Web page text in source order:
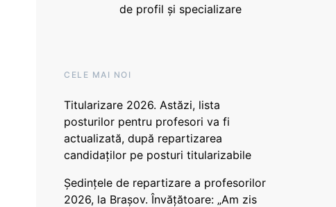
de profil și specializare
CELE MAI NOI
Titularizare 2026. Astăzi, lista
posturilor pentru profesori va fi
actualizată, după repartizarea
candidaților pe posturi titularizabile
Ședințele de repartizare a profesorilor
2026, la Brașov. Învățătoare: „Am zis